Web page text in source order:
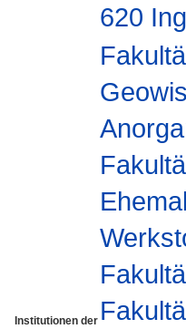
620
Institutionen der